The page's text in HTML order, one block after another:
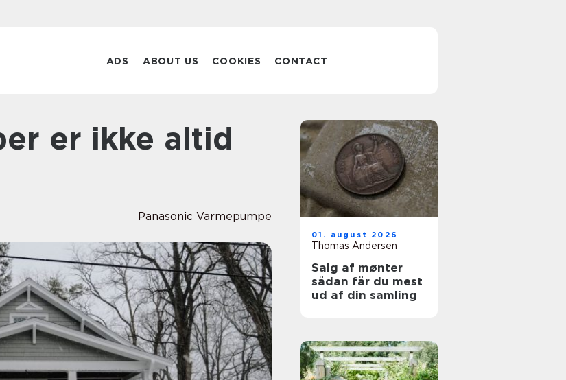
ADS ABOUT US COOKIES CONTACT
Panasonic Varmepumpe
01. august 2026
Thomas Andersen
Salg af mønter
sådan får du mest
ud af din samling